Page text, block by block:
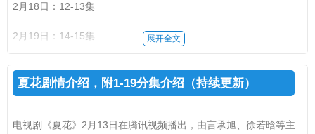
2月18日：12-13集
2月19日：14-15集
2月24日：18-19集
2月25日：20-21集
展开全文
夏花剧情介绍，附1-19分集介绍（持续更新）
电视剧《夏花》2月13日在腾讯视频播出，由言承旭、徐若晗等主